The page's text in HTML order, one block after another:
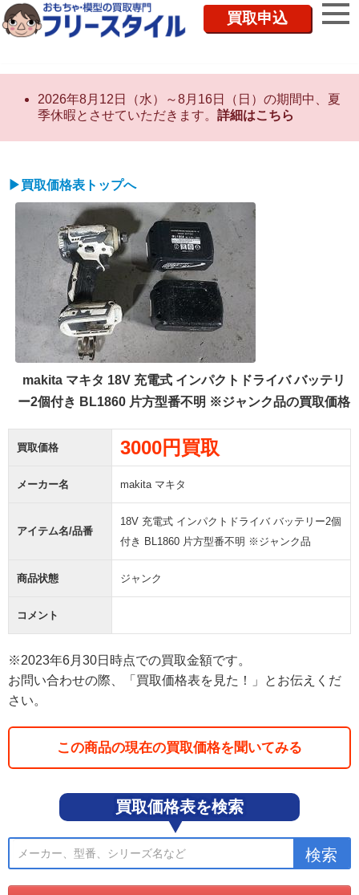
買取申込
2026年8月12日（水）～8月16日（日）の期間中、夏
季休暇とさせていただきます。 詳細はこちら
▶買取価格表トップへ
makita マキタ 18V 充電式 インパクトドライバ バッテリ
ー2個付き BL1860 片方型番不明 ※ジャンク品の買取価格
買取価格 3000円買取
メーカー名 makita マキタ
アイテム名/品番
18V 充電式 インパクトドライバ バッテリー2個
付き BL1860 片方型番不明 ※ジャンク品
商品状態 ジャンク
コメント
※2023年6月30日時点での買取金額です。
お問い合わせの際、「買取価格表を見た！」とお伝えくだ
さい。
この商品の現在の買取価格を聞いてみる
買取価格表を検索